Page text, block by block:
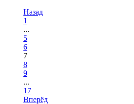
Назад
1
...
5
6
7
8
9
...
17
Вперёд